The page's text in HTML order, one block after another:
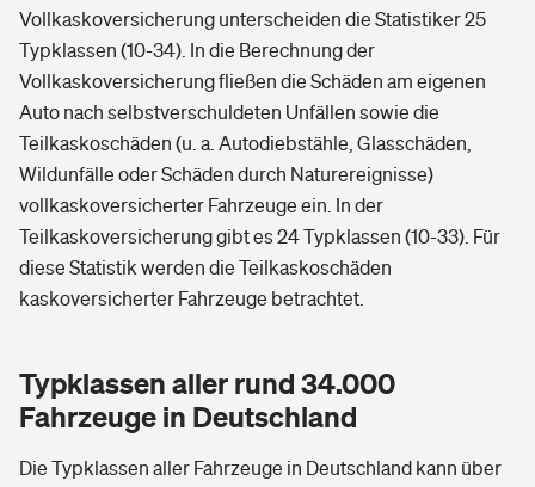
Vollkaskoversicherung unterscheiden die Statistiker 25
Typklassen (10-34). In die Berechnung der
Vollkaskoversicherung fließen die Schäden am eigenen
Auto nach selbstverschuldeten Unfällen sowie die
Teilkaskoschäden (u. a. Autodiebstähle, Glasschäden,
Wildunfälle oder Schäden durch Naturereignisse)
vollkaskoversicherter Fahrzeuge ein. In der
Teilkaskoversicherung gibt es 24 Typklassen (10-33). Für
diese Statistik werden die Teilkaskoschäden
kaskoversicherter Fahrzeuge betrachtet.
Typklassen aller rund 34.000
Fahrzeuge in Deutschland
Die Typklassen aller Fahrzeuge in Deutschland kann über